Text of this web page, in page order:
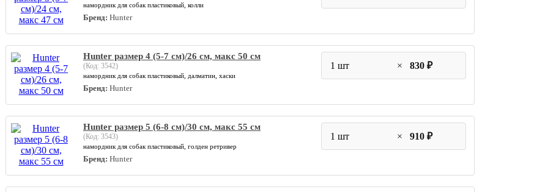
намордник для собак пластиковый, колли
Бренд: Hunter
Hunter размер 4 (5-7 см)/26 см, макс 50 см
(Код: 3542)
намордник для собак пластиковый, далматин, хаски
Бренд: Hunter
1 шт × 830 ₽
Hunter размер 5 (6-8 см)/30 см, макс 55 см
(Код: 3543)
намордник для собак пластиковый, голден ретривер
Бренд: Hunter
1 шт × 910 ₽